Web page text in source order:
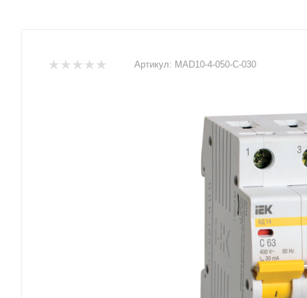
Артикул: MAD10-4-050-C-030